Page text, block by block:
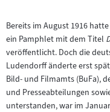
Bereits im August 1916
ein Pamphlet mit dem Titel
veröffentlicht. Doch die
Ludendorff änderte erst
Bild- und Filmamts (BuFa),
und Presseabteilungen
unterstanden, war im